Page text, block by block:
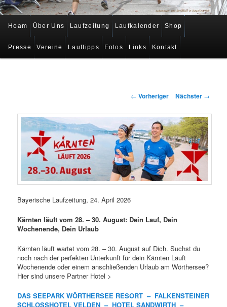
Hauptmenü
Zum
primären
Zum
sekundären
Hoam Über Uns Laufzeitung Laufkalender Shop
Presse Vereine Lauftipps Fotos Links Kontakt
Beitragsnavigation
← Vorheriger Nächster →
Bayerische Laufzeitung, 24. April 2026
Kärnten läuft vom 28. – 30. August: Dein Lauf, Dein
Wochenende, Dein Urlaub
Kärnten läuft wartet vom 28. – 30. August auf Dich. Suchst du
noch nach der perfekten Unterkunft für dein Kärnten Läuft
Wochenende oder einem anschließenden Urlaub am Wörthersee?
Hier sind unsere Partner Hotel >
DAS SEEPARK WÖRTHERSEE RESORT – FALKENSTEINER
SCHLOSSHOTEL VELDEN –HOTEL SANDWIRTH –